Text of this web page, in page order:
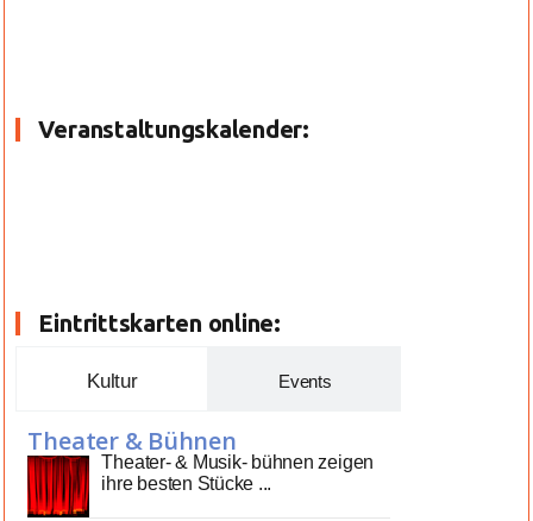
Veranstaltungskalender:
Eintrittskarten online:
Kultur Events
Theater & Bühnen
Theater- & Musik- bühnen zeigen
ihre besten Stücke ...